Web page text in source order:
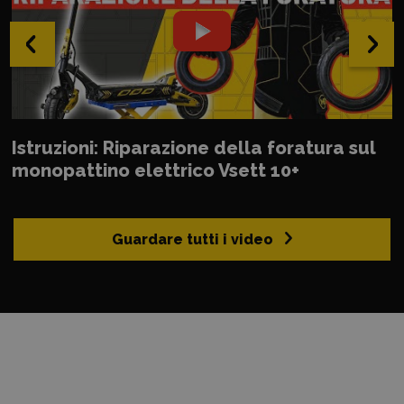
Guardare tutti i video
Istruzioni: Riparazione della foratura sul
monopattino elettrico Vsett 10+
‹ ›